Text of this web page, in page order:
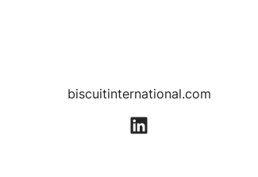
biscuitinternational.com